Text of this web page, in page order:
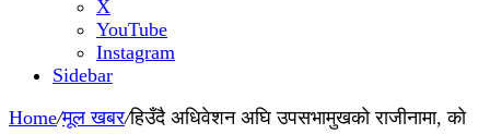
X
YouTube
Instagram
Sidebar
Home/मूल खबर/हिउँदै अधिवेशन अघि उपसभामुखको राजीनामा, को